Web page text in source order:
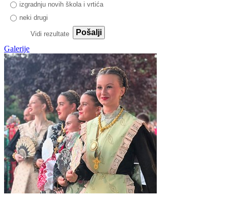
izgradnju novih škola i vrtića
neki drugi
Vidi rezultate
Pošalji
Galerije